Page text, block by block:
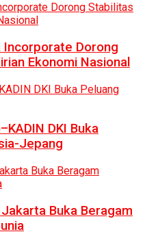
Incorporate Dorong
Ekonomi Nasional
DKI Buka
Jepang
Buka Beragam